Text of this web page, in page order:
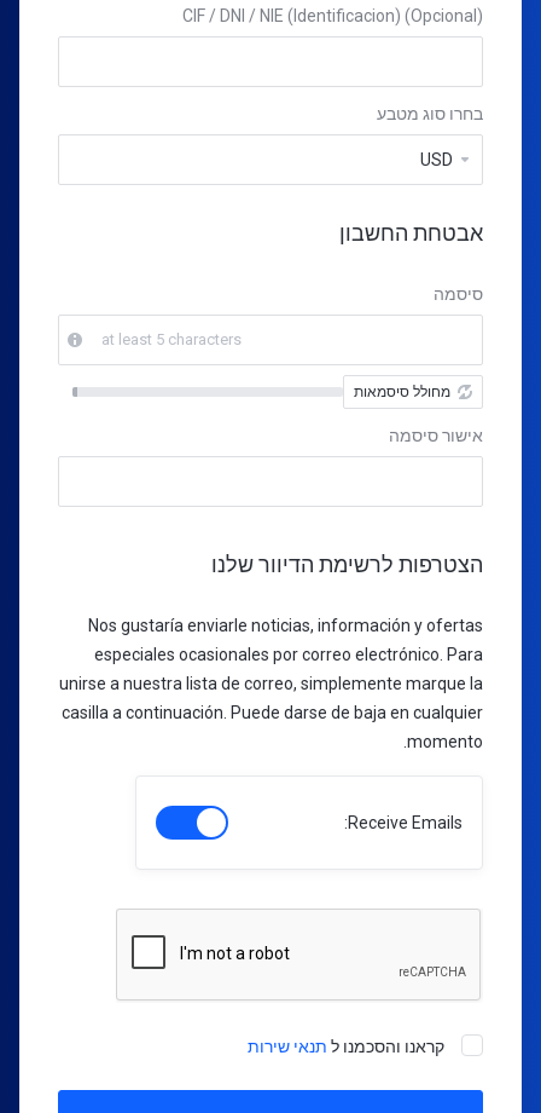
CIF / DNI / NIE (Identificacion) (Opcional)
בחרו סוג מטבע
אבטחת החשבון
סיסמה
at least 5 characters
מחולל סיסמאות
New
Rating:
אישור סיסמה
הצטרפות לרשימת הדיוור שלנו
Nos gustaría enviarle noticias, información y ofertas
especiales ocasionales por correo electrónico. Para
unirse a nuestra lista de correo, simplemente marque la
casilla a continuación. Puede darse de baja en cualquier
momento.
Receive Emails:
קראנו והסכמנו ל תנאי שירות